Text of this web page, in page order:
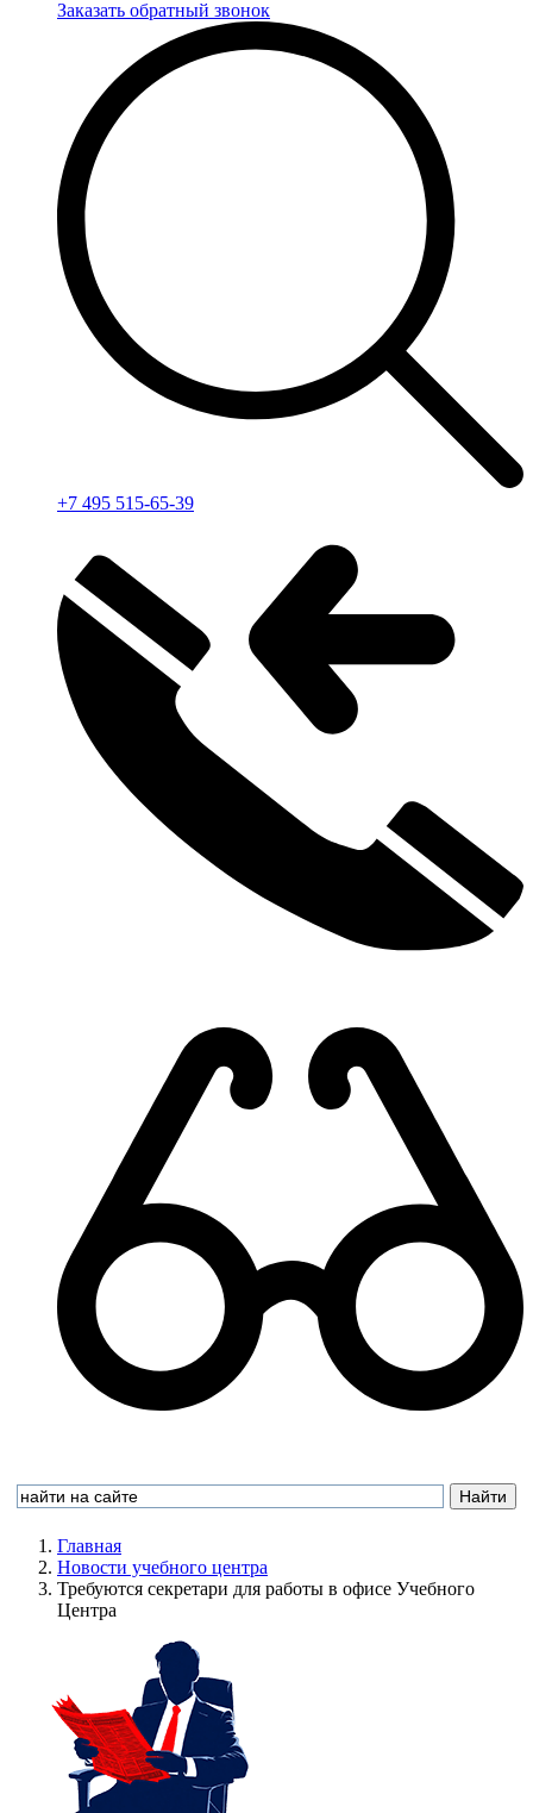
Заказать обратный звонок
+7 495 515-65-39
Главная
Новости учебного центра
Требуются секретари для работы в офисе Учебного
Центра